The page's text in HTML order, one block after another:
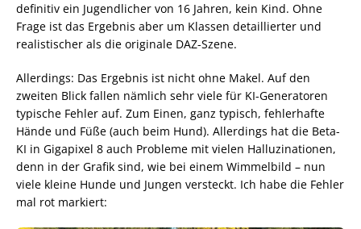
definitiv ein Jugendlicher von 16 Jahren, kein Kind. Ohne
Frage ist das Ergebnis aber um Klassen detaillierter und
realistischer als die originale DAZ-Szene.
Allerdings: Das Ergebnis ist nicht ohne Makel. Auf den
zweiten Blick fallen nämlich sehr viele für KI-Generatoren
typische Fehler auf. Zum Einen, ganz typisch, fehlerhafte
Hände und Füße (auch beim Hund). Allerdings hat die Beta-
KI in Gigapixel 8 auch Probleme mit vielen Halluzinationen,
denn in der Grafik sind, wie bei einem Wimmelbild – nun
viele kleine Hunde und Jungen versteckt. Ich habe die Fehler
mal rot markiert: